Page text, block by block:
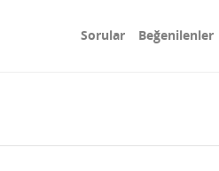
Sorular Beğenilenler